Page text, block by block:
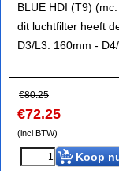
BLUE HDI (T9)
dit luchtfilter heeft
D3/L3: 160mm -
€80.25
€72.25
(incl BTW)
Koop